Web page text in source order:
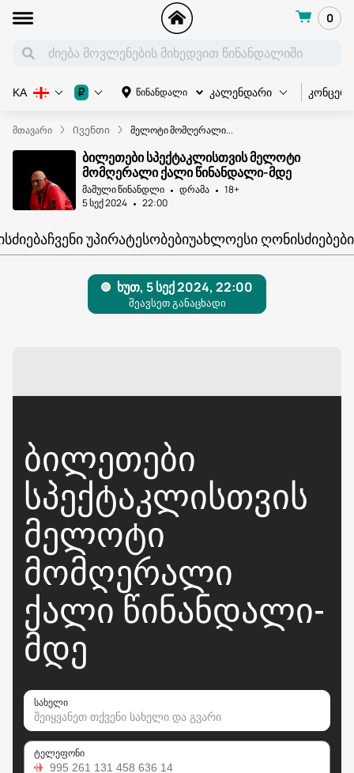
0
წინანდალი კალენდარი
KA ₽
მთავარი Ივენთი მელოტი მომღერალი...
ბილეთები სპექტაკლისთვის მელოტი
მომღერალი ქალი წინანდალი-მდე
მამული წინანდლი დრამა
18+
5 სექ 2024
22:00
ᲩᲕᲔᲜᲘ ᲣᲞᲘᲠᲐᲢᲔᲡᲝᲑᲔᲑᲘᲣᲐᲮᲚᲝᲔᲡᲘ ᲦᲝᲜᲘᲡᲫᲘᲔᲑᲔᲑᲘ
ᲑᲘᲚᲔᲗᲔᲑᲘ
ᲡᲞᲔᲥᲢᲐᲙᲚᲘᲡᲗᲕᲘᲡ
ᲛᲔᲚᲝᲢᲘ
ᲛᲝᲛᲦᲔᲠᲐᲚᲘ
ᲥᲐᲚᲘ ᲬᲘᲜᲐᲜᲓᲐᲚᲘ-
ᲛᲓᲔ
სახელი
ტელეფონი